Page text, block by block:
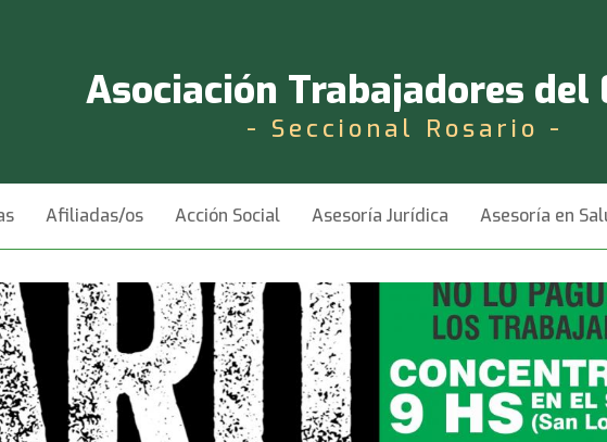
Asociación Trabajadores del
- Seccional Rosario -
Afiliadas/os Acción Social Asesoría Jurídica Asesoría en